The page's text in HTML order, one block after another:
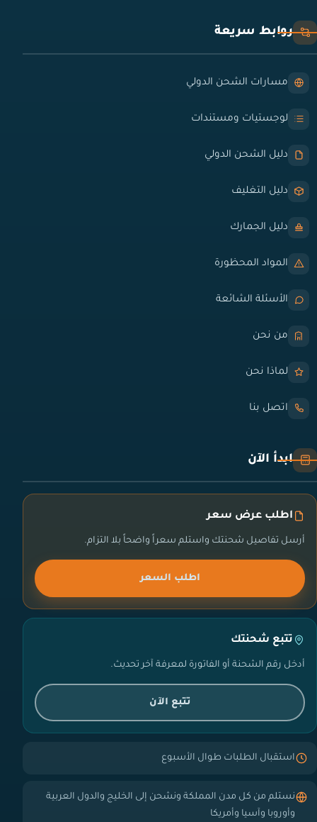
روابط سريعة
مسارات الشحن الدولي
لوجستيات ومستندات
دليل الشحن الدولي
دليل التغليف
دليل الجمارك
المواد المحظورة
الأسئلة الشائعة
من نحن
لماذا نحن
اتصل بنا
ابدأ الآن
اطلب عرض سعر
أرسل تفاصيل شحنتك واستلم سعراً واضحاً بلا التزام.
اطلب السعر
تتبع شحنتك
أدخل رقم الشحنة أو الفاتورة لمعرفة آخر تحديث.
تتبع الآن
استقبال الطلبات طوال الأسبوع
نستلم من كل مدن المملكة ونشحن إلى الخليج والدول العربية
وأوروبا وآسيا وأمريكا